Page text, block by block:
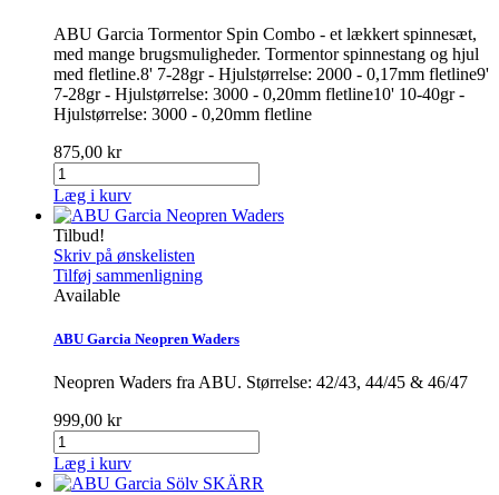
ABU Garcia Tormentor Spin Combo - et lækkert spinnesæt,
med mange brugsmuligheder. Tormentor spinnestang og hjul
med fletline.8' 7-28gr - Hjulstørrelse: 2000 - 0,17mm fletline9'
7-28gr - Hjulstørrelse: 3000 - 0,20mm fletline10' 10-40gr -
Hjulstørrelse: 3000 - 0,20mm fletline
875,00 kr
Læg i kurv
Tilbud!
Skriv på ønskelisten
Tilføj sammenligning
Available
ABU Garcia Neopren Waders
Neopren Waders fra ABU. Størrelse: 42/43, 44/45 & 46/47
999,00 kr
Læg i kurv